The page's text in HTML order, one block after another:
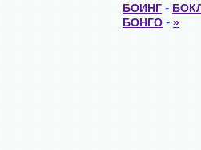
БОИНГ -
БОНГО - »